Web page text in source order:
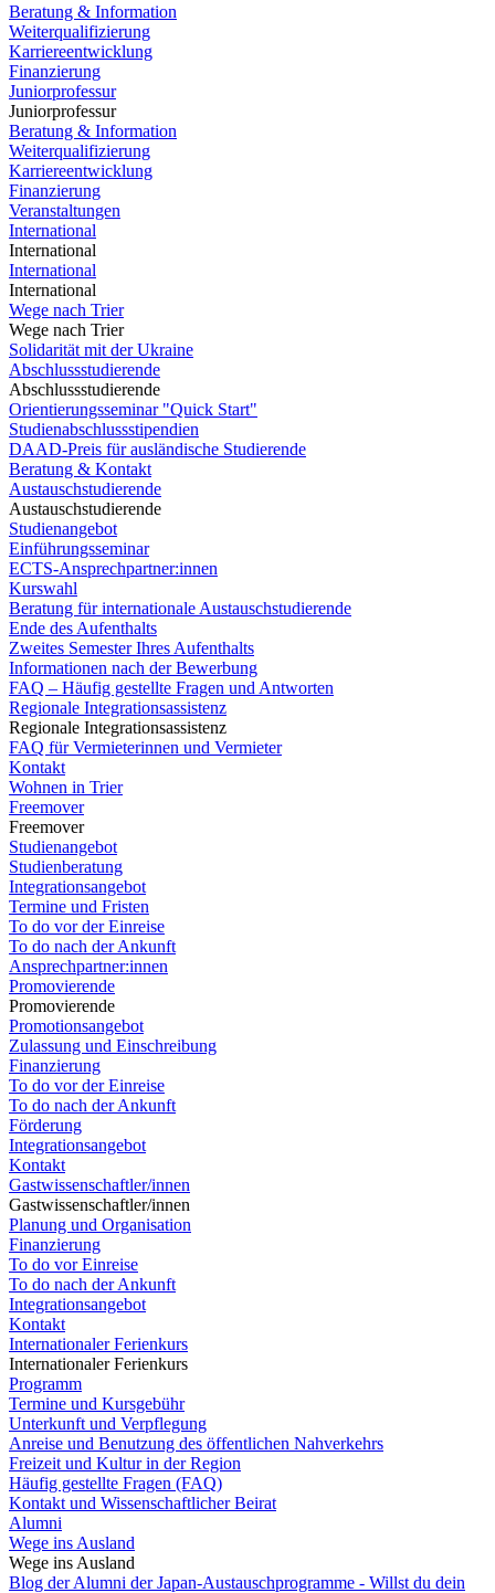
Beratung & Information
Weiterqualifizierung
Karriereentwicklung
Finanzierung
Juniorprofessur
Juniorprofessur
Beratung & Information
Weiterqualifizierung
Karriereentwicklung
Finanzierung
Veranstaltungen
International
International
International
International
Wege nach Trier
Wege nach Trier
Solidarität mit der Ukraine
Abschlussstudierende
Abschlussstudierende
Orientierungsseminar "Quick Start"
Studienabschlussstipendien
DAAD-Preis für ausländische Studierende
Beratung & Kontakt
Austauschstudierende
Austauschstudierende
Studienangebot
Einführungsseminar
ECTS-Ansprechpartner:innen
Kurswahl
Beratung für internationale Austauschstudierende
Ende des Aufenthalts
Zweites Semester Ihres Aufenthalts
Informationen nach der Bewerbung
FAQ – Häufig gestellte Fragen und Antworten
Regionale Integrationsassistenz
Regionale Integrationsassistenz
FAQ für Vermieterinnen und Vermieter
Kontakt
Wohnen in Trier
Freemover
Freemover
Studienangebot
Studienberatung
Integrationsangebot
Termine und Fristen
To do vor der Einreise
To do nach der Ankunft
Ansprechpartner:innen
Promovierende
Promovierende
Promotionsangebot
Zulassung und Einschreibung
Finanzierung
To do vor der Einreise
To do nach der Ankunft
Förderung
Integrationsangebot
Kontakt
Gastwissenschaftler/innen
Gastwissenschaftler/innen
Planung und Organisation
Finanzierung
To do vor Einreise
To do nach der Ankunft
Integrationsangebot
Kontakt
Internationaler Ferienkurs
Internationaler Ferienkurs
Programm
Termine und Kursgebühr
Unterkunft und Verpflegung
Anreise und Benutzung des öffentlichen Nahverkehrs
Freizeit und Kultur in der Region
Häufig gestellte Fragen (FAQ)
Kontakt und Wissenschaftlicher Beirat
Alumni
Wege ins Ausland
Wege ins Ausland
Blog der Alumni der Japan-Austauschprogramme - Willst du dein